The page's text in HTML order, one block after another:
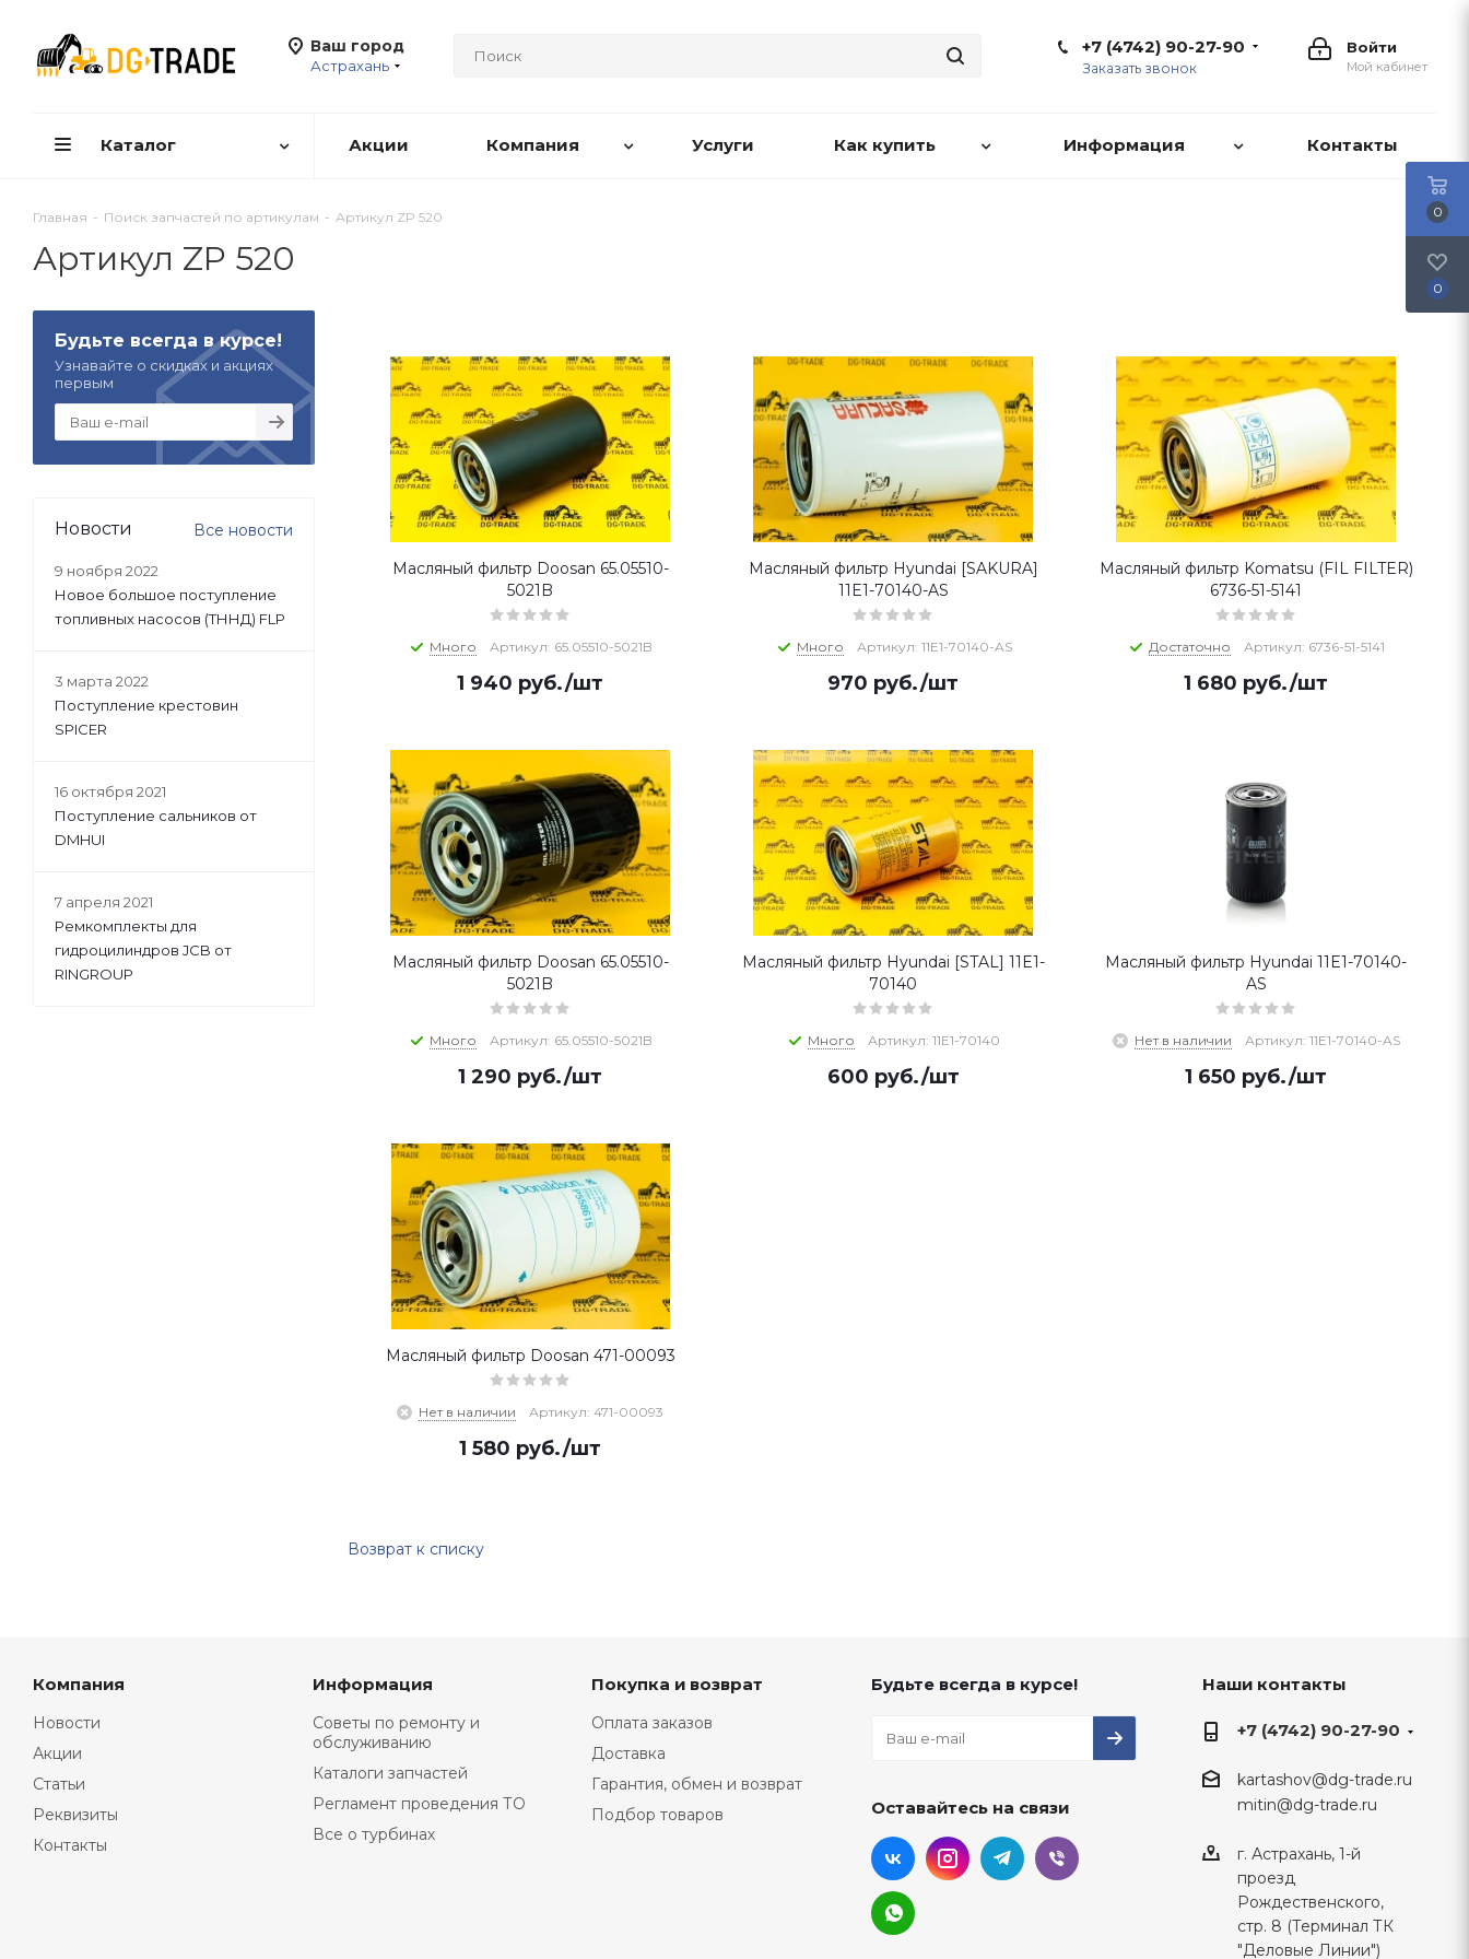
Ваш город
Астрахань
Войти
Мой кабинет
+7 (4742) 90-27-90
Заказать звонок
Каталог Акции Компания Услуги Как купить Информация Контакты
Главная - Поиск запчастей по артикулам - Артикул ZP 520
Артикул ZP 520
Масляный фильтр Doosan 65.05510-
5021B
Много Артикул: 65.05510-5021B
1 940 руб./шт
Масляный фильтр Hyundai [SAKURA]
11E1-70140-AS
Много Артикул: 11E1-70140-AS
970 руб./шт
Масляный фильтр Komatsu (FIL FILTER)
6736-51-5141
Достаточно Артикул: 6736-51-5141
1 680 руб./шт
Масляный фильтр Doosan 65.05510-
5021B
Много Артикул: 65.05510-5021B
1 290 руб./шт
Масляный фильтр Hyundai [STAL] 11E1-
70140
Много Артикул: 11E1-70140
600 руб./шт
Масляный фильтр Hyundai 11E1-70140-
AS
Нет в наличии Артикул: 11E1-70140-AS
1 650 руб./шт
Масляный фильтр Doosan 471-00093
Нет в наличии Артикул: 471-00093
1 580 руб./шт
Возврат к списку
Будьте всегда в курсе!
Узнавайте о скидках и акциях
первым
Новости Все новости
9 ноября 2022
Новое большое поступление
топливных насосов (ТННД) FLP
3 марта 2022
Поступление крестовин
SPICER
16 октября 2021
Поступление сальников от
DMHUI
7 апреля 2021
Ремкомплекты для
гидроцилиндров JCB от
RINGROUP
Компания
Новости
Акции
Статьи
Реквизиты
Контакты
Информация
Советы по ремонту и
обслуживанию
Каталоги запчастей
Регламент проведения ТО
Все о турбинах
Покупка и возврат
Оплата заказов
Доставка
Гарантия, обмен и возврат
Подбор товаров
Будьте всегда в курсе!
Оставайтесь на связи
Наши контакты
+7 (4742) 90-27-90
kartashov@dg-trade.ru
mitin@dg-trade.ru
г. Астрахань, 1-й
проезд
Рождественского,
стр. 8 (Терминал ТК
"Деловые Линии")
0
0